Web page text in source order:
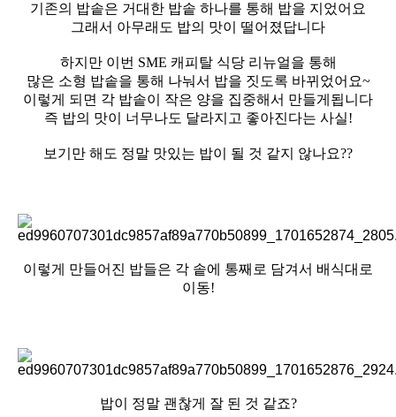
기존의 밥솥은 거대한 밥솥 하나를 통해 밥을 지었어요
그래서 아무래도 밥의 맛이 떨어졌답니다
하지만 이번 SME 캐피탈 식당 리뉴얼을 통해
많은 소형 밥솥을 통해 나눠서 밥을 짓도록 바뀌었어요~
이렇게 되면 각 밥솥이 작은 양을 집중해서 만들게됩니다
즉 밥의 맛이 너무나도 달라지고 좋아진다는 사실!
보기만 해도 정말 맛있는 밥이 될 것 같지 않나요??
이렇게 만들어진 밥들은 각 솥에 통째로 담겨서 배식대로
이동!
밥이 정말 괜찮게 잘 된 것 같죠?